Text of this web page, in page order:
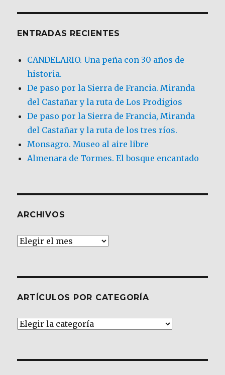
ENTRADAS RECIENTES
CANDELARIO. Una peña con 30 años de
historia.
De paso por la Sierra de Francia. Miranda
del Castañar y la ruta de Los Prodigios
De paso por la Sierra de Francia, Miranda
del Castañar y la ruta de los tres ríos.
Monsagro. Museo al aire libre
Almenara de Tormes. El bosque encantado
ARCHIVOS
Archivos
ARTÍCULOS POR CATEGORÍA
Artículos